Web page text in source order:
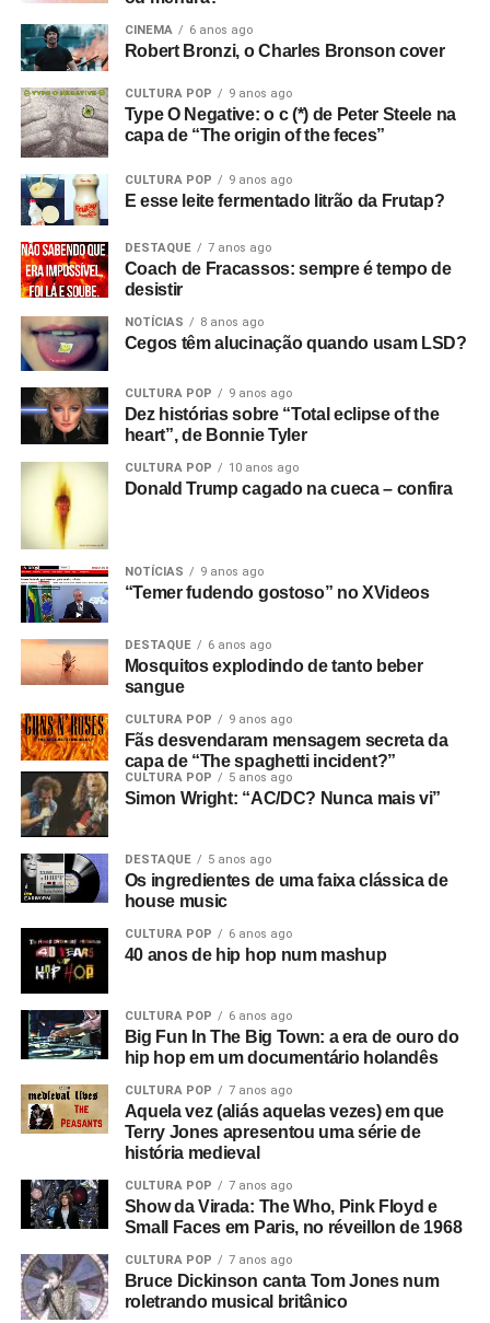
CINEMA 6 anos ago
Robert Bronzi, o Charles Bronson cover
CULTURA POP 9 anos ago
Type O Negative: o c (*) de Peter Steele na
capa de “The origin of the feces”
CULTURA POP 9 anos ago
E esse leite fermentado litrão da Frutap?
DESTAQUE 7 anos ago
Coach de Fracassos: sempre é tempo de
desistir
NOTÍCIAS 8 anos ago
Cegos têm alucinação quando usam LSD?
CULTURA POP 9 anos ago
Dez histórias sobre “Total eclipse of the
heart”, de Bonnie Tyler
CULTURA POP 10 anos ago
Donald Trump cagado na cueca – confira
NOTÍCIAS 9 anos ago
“Temer fudendo gostoso” no XVideos
DESTAQUE 6 anos ago
Mosquitos explodindo de tanto beber
sangue
CULTURA POP 9 anos ago
Fãs desvendaram mensagem secreta da
capa de “The spaghetti incident?”
CULTURA POP 5 anos ago
Simon Wright: “AC/DC? Nunca mais vi”
DESTAQUE 5 anos ago
Os ingredientes de uma faixa clássica de
house music
CULTURA POP 6 anos ago
40 anos de hip hop num mashup
CULTURA POP 6 anos ago
Big Fun In The Big Town: a era de ouro do
hip hop em um documentário holandês
CULTURA POP 7 anos ago
Aquela vez (aliás aquelas vezes) em que
Terry Jones apresentou uma série de
história medieval
CULTURA POP 7 anos ago
Show da Virada: The Who, Pink Floyd e
Small Faces em Paris, no réveillon de 1968
CULTURA POP 7 anos ago
Bruce Dickinson canta Tom Jones num
roletrando musical britânico